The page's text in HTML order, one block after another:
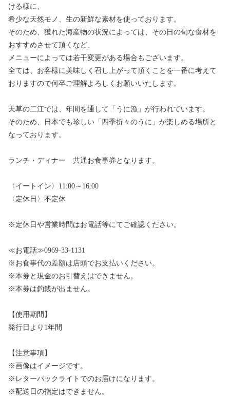
ける様に、
希少な天然モノ、生の新鮮な素材を使っております。
そのため、獲れた海産物の状況によっては、その日の旬な食材を
おすすめさせて頂くなど、
メニューによっては若干変更がある場合もございます。
全ては、お客様に美味しく召し上がって頂くことを一番に考えて
おりますので何卒ご理解よろしくお願いいたします。
天草の二江では、年間を通して「うに漁」が行われています。
そのため、日本でも珍しい「四季折々のうに」が楽しめる場所と
なっております。
ランチ・ディナー 共通お食事券となります。
〈イートイン〉11:00～16:00
〈定休日〉不定休
※定休日や営業時間はお電話等にてご確認ください。
≪お電話≫0969-33-1131
※お食事代の差額は店頭でお支払いください。
※本券と現金のお引替えはできません。
※本券は釣銭が出ません。
【使用期間】
発行日より1年間
【注意事項】
※画像はイメージです。
※レターパックライトでのお届けになります。
※配送日の指定はできません。